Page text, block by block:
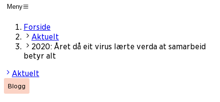
Meny
Forside
Aktuelt
2020: Året då eit virus lærte verda at samarbeid
betyr alt
Aktuelt
Blogg